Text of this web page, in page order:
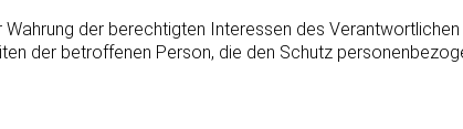
der berechtigten Interessen des
der betroffenen Person, die den Schutz